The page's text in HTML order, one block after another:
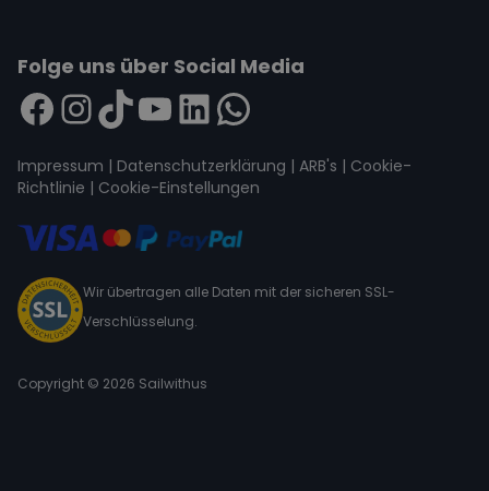
Folge uns über Social Media
Impressum | Datenschutzerklärung | ARB's | Cookie-
Richtlinie | Cookie-Einstellungen
Wir übertragen alle Daten mit der sicheren SSL-
Verschlüsselung.
Copyright © 2026 Sailwithus